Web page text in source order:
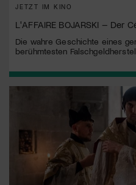
JETZT IM KINO
L'AFFAIRE BOJARSKI – Der
Die wahre Geschichte eines
berühmtesten